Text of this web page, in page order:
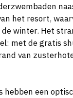
het resort,
winter. Het
met de gratis
van
hebben een